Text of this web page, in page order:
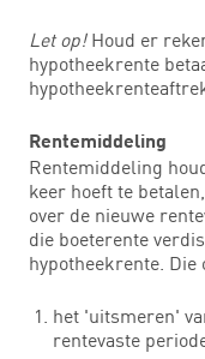
Let op! Houd er
hypotheekrente
Rentemiddeling
Rentemiddeling
keer hoeft te
over de nieuwe
die boeterente
hypotheekrente.
het 'uitsmeren'
rentevaste